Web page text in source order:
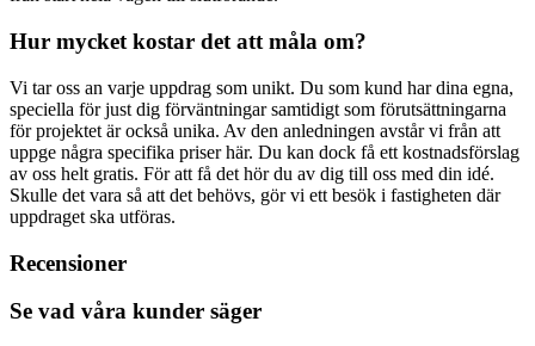
Hur mycket kostar det att måla om?
Vi tar oss an varje uppdrag som unikt. Du som kund har dina egna,
speciella för just dig förväntningar samtidigt som förutsättningarna
för projektet är också unika. Av den anledningen avstår vi från att
uppge några specifika priser här. Du kan dock få ett kostnadsförslag
av oss helt gratis. För att få det hör du av dig till oss med din idé.
Skulle det vara så att det behövs, gör vi ett besök i fastigheten där
uppdraget ska utföras.
Recensioner
Se vad våra kunder säger